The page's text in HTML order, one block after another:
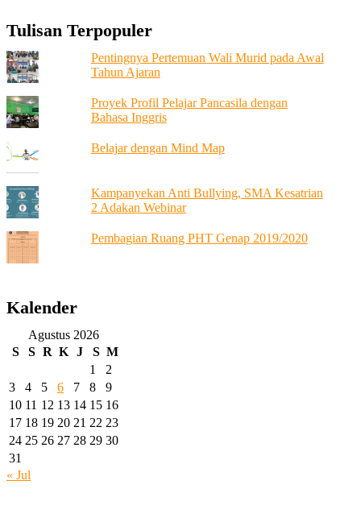
Tulisan Terpopuler
Pentingnya Pertemuan Wali Murid pada Awal
Tahun Ajaran
Proyek Profil Pelajar Pancasila dengan
Bahasa Inggris
Belajar dengan Mind Map
Kampanyekan Anti Bullying, SMA Kesatrian
2 Adakan Webinar
Pembagian Ruang PHT Genap 2019/2020
Kalender
Agustus 2026
S
S R K J S M
1
2
3
4 5 6 7 8
9
10 11 12 13 14 15 16
17 18 19 20 21 22 23
24 25 26 27 28 29 30
31
« Jul